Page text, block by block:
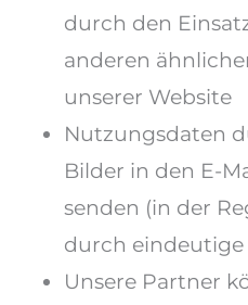
durch den
anderen
unserer Website
Nutzungsdaten
Bilder in den E-
senden (in der
durch eindeutige
Unsere Partner